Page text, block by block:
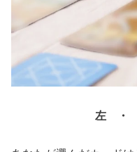
左 ・